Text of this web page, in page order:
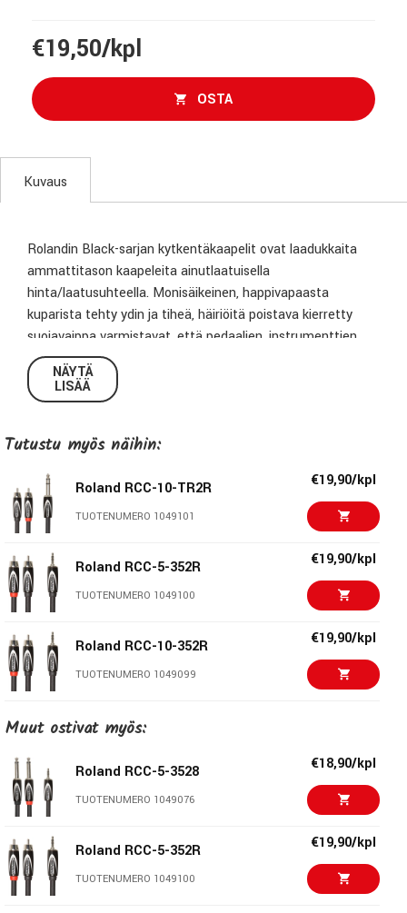
€19,50/kpl
OSTA
Kuvaus
Rolandin Black-sarjan kytkentäkaapelit ovat laadukkaita
ammattitason kaapeleita ainutlaatuisella
hinta/laatusuhteella. Monisäikeinen, happivapaasta
kuparista tehty ydin ja tiheä, häiriöitä poistava kierretty
suojavaippa varmistavat, että pedaalien, instrumenttien,
studiolaitteiden yms. signaali siirtyy täydellisesti.
Korkealuokkaiset liittimet sekä pieni vastus takaavat
luotettavan toiminnan sekä erinomaisen soundin jokaiselle
Tiheä spiraalinmuotoinen kuparivaippa
Pieni vastus takaa täyden taajuuskaistan toiston sekä
maksimaalisen dynaamisen vasteen
NÄYTÄ
LISÄÄ
Tutustu myös näihin:
Roland RCC-10-TR2R
TUOTENUMERO 1049101
€19,90/kpl
Roland RCC-5-352R
TUOTENUMERO 1049100
€19,90/kpl
Roland RCC-10-352R
TUOTENUMERO 1049099
€19,90/kpl
Roland RCC-5-TR28
Roland RCC-10-TR28 €21,90/kpl
Roland RCC-5-3528 €18,90/kpl
Muut ostivat myös:
Roland RCC-5-3528
TUOTENUMERO 1049076
€18,90/kpl
Roland RCC-5-352R
TUOTENUMERO 1049100
€19,90/kpl